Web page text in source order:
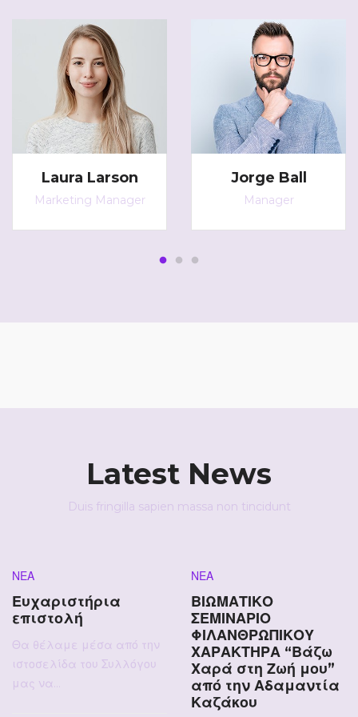
Laura Larson
Marketing Manager
Jorge Ball
Manager
Latest News
Duis fringilla sapien massa non tincidunt
Posted
in
ΝΕΑ
Ευχαριστήρια
επιστολή
Θα θέλαμε μέσα από την
ιστοσελίδα του Συλλόγου
μας να…
Posted
in
ΝΕΑ
ΒΙΩΜΑΤΙΚΟ
ΣΕΜΙΝΑΡΙΟ
ΦΙΛΑΝΘΡΩΠΙΚΟΥ
ΧΑΡΑΚΤΗΡΑ “Βάζω
Χαρά στη Ζωή μου”
από την Αδαμαντία
Καζάκου